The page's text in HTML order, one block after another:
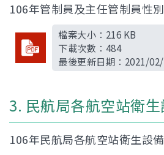
106年管制員及主任管制員性
檔案大小： 216 KB
下載次數： 484
最後更新日期： 2021/
3. 民航局各航空站衛
106年民航局各航空站衛生設